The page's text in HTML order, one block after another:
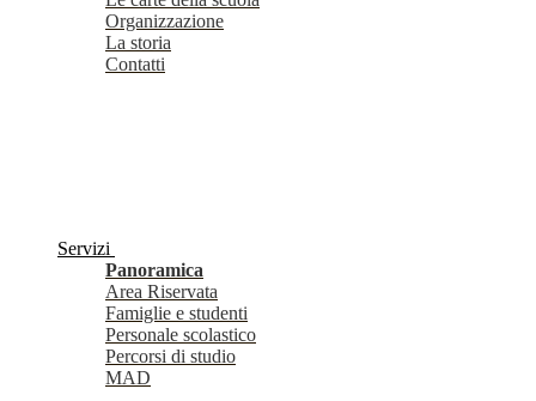
Organizzazione
La storia
Contatti
Servizi
Panoramica
Area Riservata
Famiglie e studenti
Personale scolastico
Percorsi di studio
MAD